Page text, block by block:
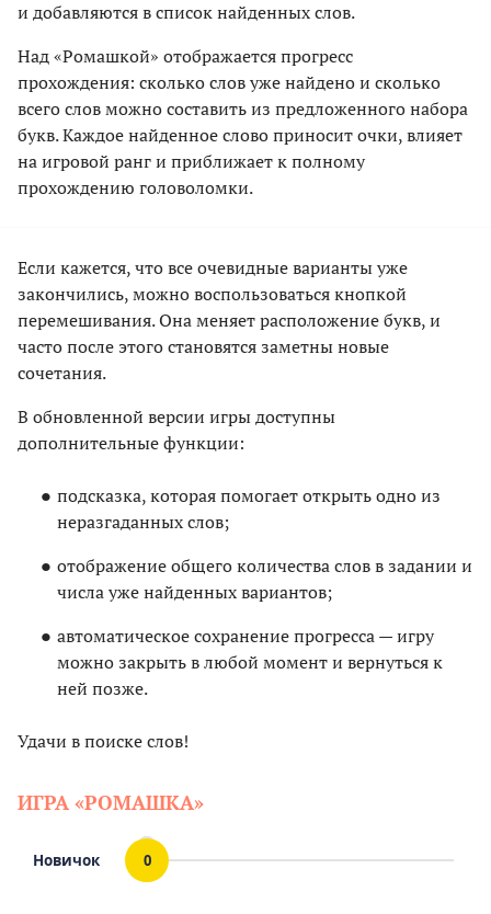
и добавляются в список найденных слов.
Над «Ромашкой» отображается прогресс
прохождения: сколько слов уже найдено и сколько
всего слов можно составить из предложенного набора
букв. Каждое найденное слово приносит очки, влияет
на игровой ранг и приближает к полному
прохождению головоломки.
Если кажется, что все очевидные варианты уже
закончились, можно воспользоваться кнопкой
перемешивания. Она меняет расположение букв, и
часто после этого становятся заметны новые
сочетания.
В обновленной версии игры доступны
дополнительные функции:
подсказка, которая помогает открыть одно из
неразгаданных слов;
отображение общего количества слов в задании и
числа уже найденных вариантов;
автоматическое сохранение прогресса — игру
можно закрыть в любой момент и вернуться к
ней позже.
Удачи в поиске слов!
ИГРА «РОМАШКА»
Новичок 0